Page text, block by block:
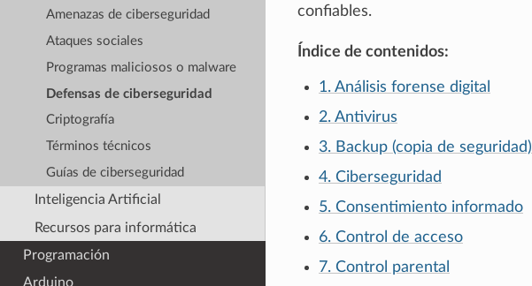
confiables.
Índice de contenidos:
1. Análisis forense digital
2. Antivirus
3. Backup (copia de seguridad)
4. Ciberseguridad
5. Consentimiento informado
6. Control de acceso
7. Control parental
Amenazas de ciberseguridad
Ataques sociales
Programas maliciosos o malware
Defensas de ciberseguridad
Criptografía
Términos técnicos
Guías de ciberseguridad
Inteligencia Artificial
Recursos para informática
Programación
Arduino